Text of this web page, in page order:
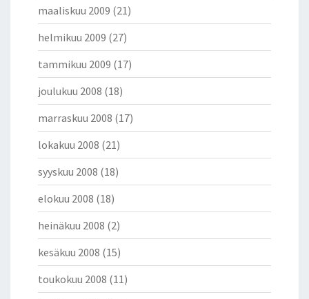
maaliskuu 2009 (21)
helmikuu 2009 (27)
tammikuu 2009 (17)
joulukuu 2008 (18)
marraskuu 2008 (17)
lokakuu 2008 (21)
syyskuu 2008 (18)
elokuu 2008 (18)
heinäkuu 2008 (2)
kesäkuu 2008 (15)
toukokuu 2008 (11)